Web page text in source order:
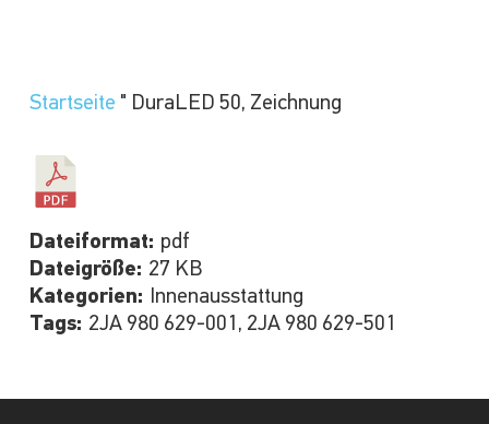
Startseite " DuraLED 50, Zeichnung
Dateiformat: pdf
Dateigröße: 27 KB
Kategorien: Innenausstattung
Tags: 2JA 980 629-001, 2JA 980 629-501